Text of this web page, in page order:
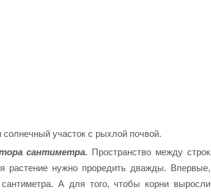
участок с рыхлой почвой.
сантиметра. Пространство между строк
растение нужно проредить дважды. Впервые,
А для того, чтобы корни выросли